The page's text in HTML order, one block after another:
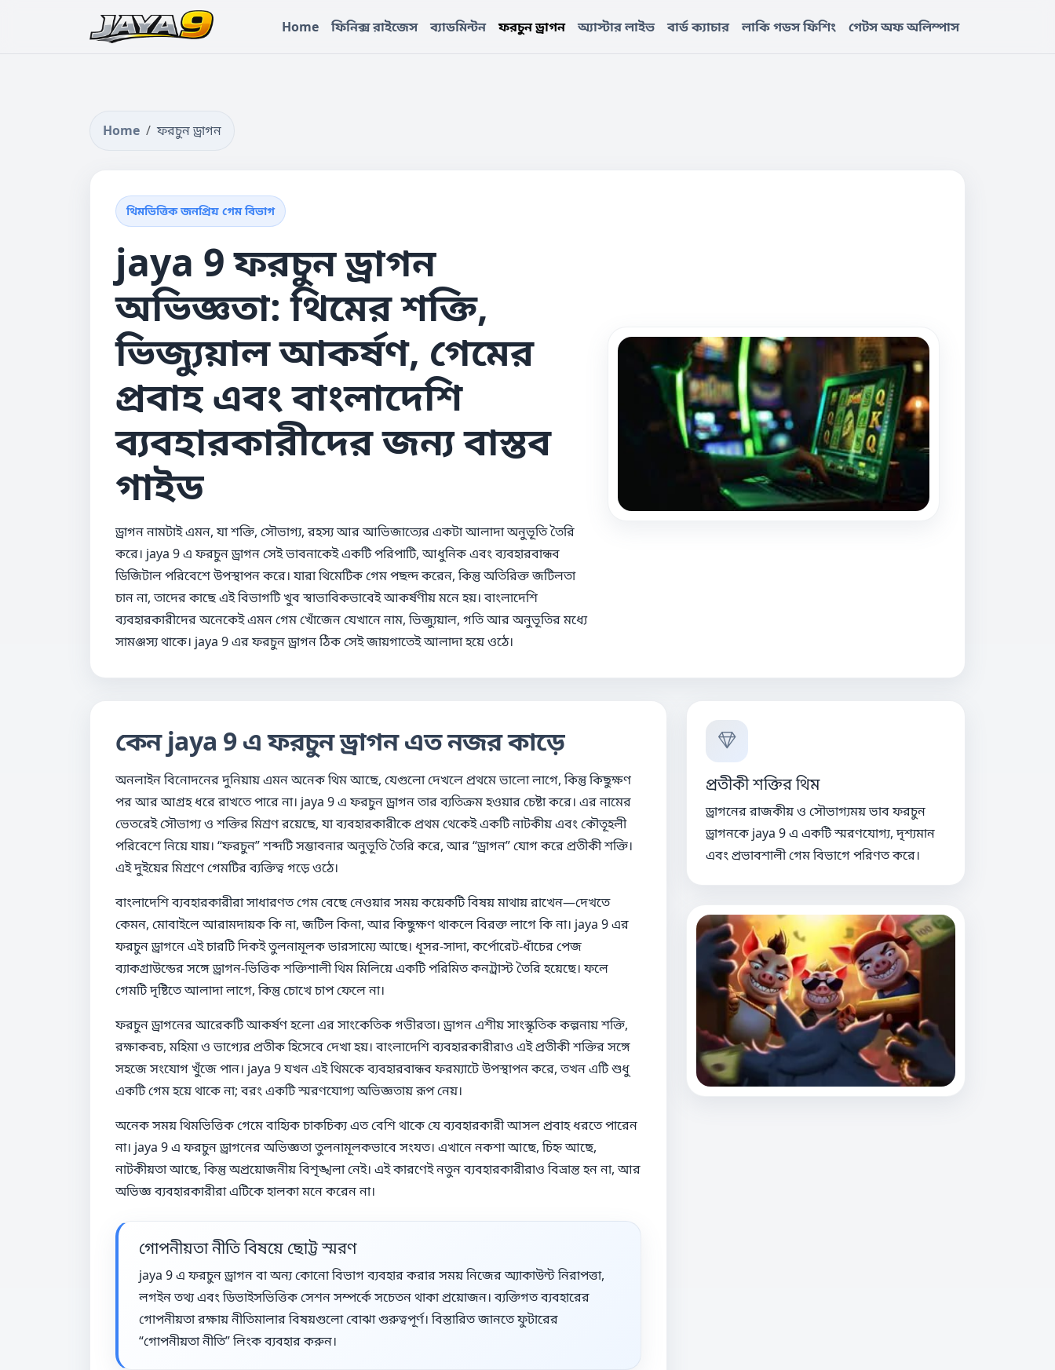
Home ফিনিক্স রাইজেস ব্যাডমিন্টন ফরচুন ড্রাগন অ্যাস্টার লাইভ বার্ড ক্যাচার লাকি গডস ফিশিং গেটস অফ অলিম্পাস
Home ফরচুন ড্রাগন
থিমভিত্তিক জনপ্রিয় গেম বিভাগ
jaya 9 ফরচুন ড্রাগন
অভিজ্ঞতা: থিমের শক্তি,
ভিজ্যুয়াল আকর্ষণ, গেমের
প্রবাহ এবং বাংলাদেশি
ব্যবহারকারীদের জন্য বাস্তব
গাইড
ড্রাগন নামটাই এমন, যা শক্তি, সৌভাগ্য, রহস্য আর আভিজাত্যের একটা আলাদা অনুভূতি তৈরি
করে। jaya 9 এ ফরচুন ড্রাগন সেই ভাবনাকেই একটি পরিপাটি, আধুনিক এবং ব্যবহারবান্ধব
ডিজিটাল পরিবেশে উপস্থাপন করে। যারা থিমেটিক গেম পছন্দ করেন, কিন্তু অতিরিক্ত জটিলতা
চান না, তাদের কাছে এই বিভাগটি খুব স্বাভাবিকভাবেই আকর্ষণীয় মনে হয়। বাংলাদেশি
ব্যবহারকারীদের অনেকেই এমন গেম খোঁজেন যেখানে নাম, ভিজ্যুয়াল, গতি আর অনুভূতির মধ্যে
সামঞ্জস্য থাকে। jaya 9 এর ফরচুন ড্রাগন ঠিক সেই জায়গাতেই আলাদা হয়ে ওঠে।
কেন jaya 9 এ ফরচুন ড্রাগন এত নজর কাড়ে
অনলাইন বিনোদনের দুনিয়ায় এমন অনেক থিম আছে, যেগুলো দেখলে প্রথমে ভালো লাগে, কিন্তু কিছুক্ষণ
পর আর আগ্রহ ধরে রাখতে পারে না। jaya 9 এ ফরচুন ড্রাগন তার ব্যতিক্রম হওয়ার চেষ্টা করে। এর নামের
ভেতরেই সৌভাগ্য ও শক্তির মিশ্রণ রয়েছে, যা ব্যবহারকারীকে প্রথম থেকেই একটি নাটকীয় এবং কৌতূহলী
পরিবেশে নিয়ে যায়। “ফরচুন” শব্দটি সম্ভাবনার অনুভূতি তৈরি করে, আর “ড্রাগন” যোগ করে প্রতীকী শক্তি।
এই দুইয়ের মিশ্রণে গেমটির ব্যক্তিত্ব গড়ে ওঠে।
বাংলাদেশি ব্যবহারকারীরা সাধারণত গেম বেছে নেওয়ার সময় কয়েকটি বিষয় মাথায় রাখেন—দেখতে
কেমন, মোবাইলে আরামদায়ক কি না, জটিল কিনা, আর কিছুক্ষণ থাকলে বিরক্ত লাগে কি না। jaya 9 এর
ফরচুন ড্রাগনে এই চারটি দিকই তুলনামূলক ভারসাম্যে আছে। ধূসর-সাদা, কর্পোরেট-ধাঁচের পেজ
ব্যাকগ্রাউন্ডের সঙ্গে ড্রাগন-ভিত্তিক শক্তিশালী থিম মিলিয়ে একটি পরিমিত কনট্রাস্ট তৈরি হয়েছে। ফলে
গেমটি দৃষ্টিতে আলাদা লাগে, কিন্তু চোখে চাপ ফেলে না।
ফরচুন ড্রাগনের আরেকটি আকর্ষণ হলো এর সাংকেতিক গভীরতা। ড্রাগন এশীয় সাংস্কৃতিক কল্পনায় শক্তি,
রক্ষাকবচ, মহিমা ও ভাগ্যের প্রতীক হিসেবে দেখা হয়। বাংলাদেশি ব্যবহারকারীরাও এই প্রতীকী শক্তির সঙ্গে
সহজে সংযোগ খুঁজে পান। jaya 9 যখন এই থিমকে ব্যবহারবান্ধব ফরম্যাটে উপস্থাপন করে, তখন এটি শুধু
একটি গেম হয়ে থাকে না; বরং একটি স্মরণযোগ্য অভিজ্ঞতায় রূপ নেয়।
অনেক সময় থিমভিত্তিক গেমে বাহ্যিক চাকচিক্য এত বেশি থাকে যে ব্যবহারকারী আসল প্রবাহ ধরতে পারেন
না। jaya 9 এ ফরচুন ড্রাগনের অভিজ্ঞতা তুলনামূলকভাবে সংযত। এখানে নকশা আছে, চিহ্ন আছে,
নাটকীয়তা আছে, কিন্তু অপ্রয়োজনীয় বিশৃঙ্খলা নেই। এই কারণেই নতুন ব্যবহারকারীরাও বিভ্রান্ত হন না, আর
অভিজ্ঞ ব্যবহারকারীরা এটিকে হালকা মনে করেন না।
গোপনীয়তা নীতি বিষয়ে ছোট্ট স্মরণ
jaya 9 এ ফরচুন ড্রাগন বা অন্য কোনো বিভাগ ব্যবহার করার সময় নিজের অ্যাকাউন্ট নিরাপত্তা,
লগইন তথ্য এবং ডিভাইসভিত্তিক সেশন সম্পর্কে সচেতন থাকা প্রয়োজন। ব্যক্তিগত ব্যবহারের
গোপনীয়তা রক্ষায় নীতিমালার বিষয়গুলো বোঝা গুরুত্বপূর্ণ। বিস্তারিত জানতে ফুটারের
“গোপনীয়তা নীতি” লিংক ব্যবহার করুন।
প্রতীকী শক্তির থিম
ড্রাগনের রাজকীয় ও সৌভাগ্যময় ভাব ফরচুন
ড্রাগনকে jaya 9 এ একটি স্মরণযোগ্য, দৃশ্যমান
এবং প্রভাবশালী গেম বিভাগে পরিণত করে।